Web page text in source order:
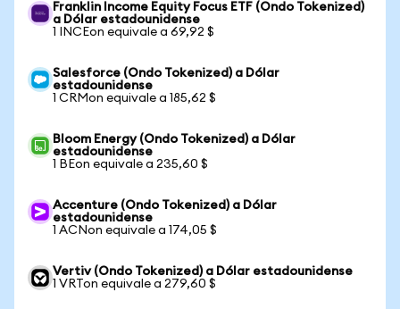
Franklin Income Equity Focus ETF (Ondo Tokenized)
a Dólar estadounidense
1 INCEon equivale a 69,92 $
Salesforce (Ondo Tokenized) a Dólar
estadounidense
1 CRMon equivale a 185,62 $
Bloom Energy (Ondo Tokenized) a Dólar
estadounidense
1 BEon equivale a 235,60 $
Accenture (Ondo Tokenized) a Dólar
estadounidense
1 ACNon equivale a 174,05 $
Vertiv (Ondo Tokenized) a Dólar estadounidense
1 VRTon equivale a 279,60 $